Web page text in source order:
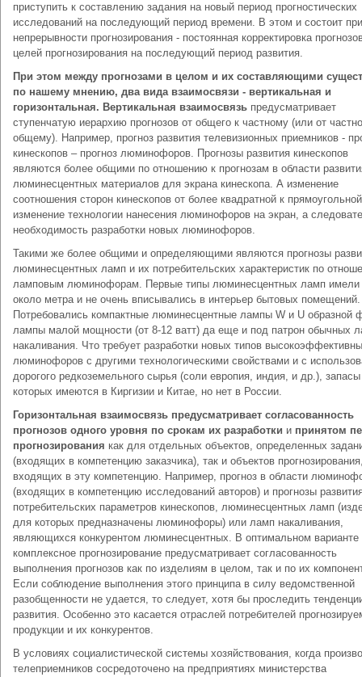
приступить к составлению задания на новый период прогностических
исследований на последующий период времени. В этом и состоит
непрерывности прогнозирования - постоянная корректировка
целей прогнозирования на последующий период развития.
При этом между прогнозами в целом и их составляющими
по нашему мнению, два вида взаимосвязи - вертикальная и
горизонтальная. Вертикальная взаимосвязь предусматривает
ступенчатую иерархию прогнозов от общего к частному (или от
общему). Например, прогноз развития телевизионных приемников -
кинескопов – прогноз люминофоров. Прогнозы развития кинескопов
являются более общими по отношению к прогнозам в области
люминесцентных материалов для экрана кинескопа. А изменение
соотношения сторон кинескопов от более квадратной к
изменение технологии нанесения люминофоров на экран, а
необходимость разработки новых люминофоров.
Такими же более общими и определяющими являются прогнозы
люминесцентных ламп и их потребительских характеристик по
ламповым люминофорам. Первые типы люминесцентных ламп имели
около метра и не очень вписывались в интерьер бытовых помещений.
Потребовались компактные люминесцентные лампы W и U образной
лампы малой мощности (от 8-12 ватт) да еще и под патрон обычных
накаливания. Что требует разработки новых типов
люминофоров с другими технологическими свойствами и с
дорогого редкоземельного сырья (соли европия, индия, и др.), запасы
которых имеются в Киргизии и Китае, но нет в России.
Горизонтальная взаимосвязь предусматривает согласованность
прогнозов одного уровня по срокам их разработки и принятом
прогнозирования как для отдельных объектов, определенных
(входящих в компетенцию заказчика), так и объектов
входящих в эту компетенцию. Например, прогноз в области
(входящих в компетенцию исследований авторов) и прогнозы
потребительских параметров кинескопов, люминесцентных ламп
для которых предназначены люминофоры) или ламп накаливания,
являющихся конкурентом люминесцентных. В оптимальном варианте
комплексное прогнозирование предусматривает согласованность
выполнения прогнозов как по изделиям в целом, так и по их
Если соблюдение выполнения этого принципа в силу ведомственной
разобщенности не удается, то следует, хотя бы проследить
развития. Особенно это касается отраслей потребителей
продукции и их конкурентов.
В условиях социалистической системы хозяйствования, когда
телеприемников сосредоточено на предприятиях министерства